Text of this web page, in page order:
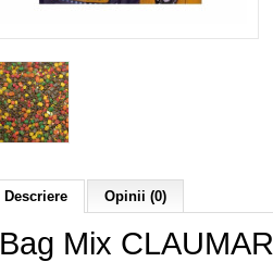
Descriere Opinii (0)
Bag Mix